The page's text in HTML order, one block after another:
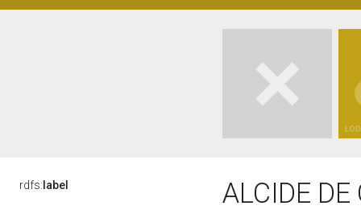
rdfs: label ALCIDE